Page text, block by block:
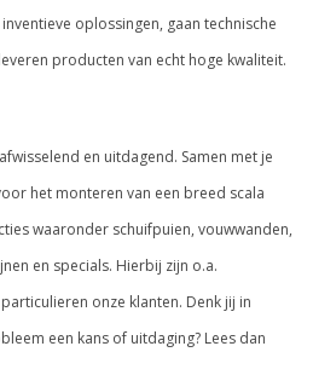
oplossingen, gaan technische
producten van echt hoge kwaliteit.
en uitdagend. Samen met je
het monteren van een breed scala
waaronder schuifpuien, vouwwanden,
en specials. Hierbij zijn o.a.
onze klanten. Denk jij in
een kans of uitdaging? Lees dan